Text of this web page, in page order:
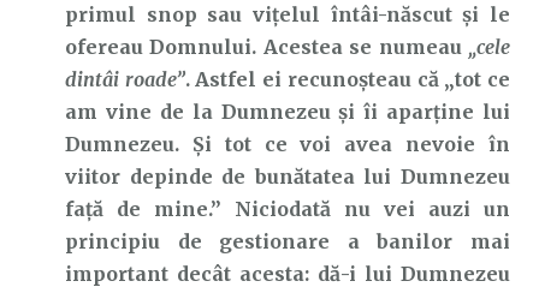
primul snop sau vițelul întâi-născut și le
ofereau Domnului. Acestea se numeau „cele
dintâi roade”. Astfel ei recunoșteau că „tot ce
am vine de la Dumnezeu și îi aparține lui
Dumnezeu. Și tot ce voi avea nevoie în
viitor depinde de bunătatea lui Dumnezeu
față de mine.” Niciodată nu vei auzi un
principiu de gestionare a banilor mai
important decât acesta: dă-i lui Dumnezeu